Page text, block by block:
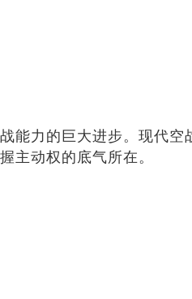
能力的巨大进步。现代
主动权的底气所在。